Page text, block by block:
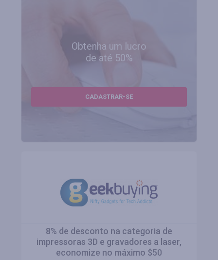
Obtenha um lucro
de até 50%
CADASTRAR-SE
8% de desconto na categoria de
impressoras 3D e gravadores a laser,
economize no máximo $50